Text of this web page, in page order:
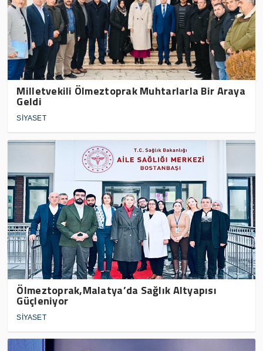
Milletvekili Ölmeztoprak Muhtarlarla Bir Araya
Geldi
SİYASET
Ölmeztoprak,Malatya’da Sağlık Altyapısı
Güçleniyor
SİYASET